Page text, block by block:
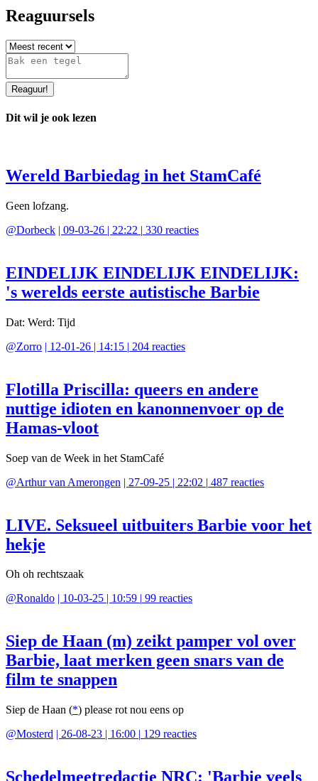
Reaguursels
Reaguur!
Dit wil je ook lezen
Wereld Barbiedag in het StamCafé
Geen lofzang.
@Dorbeck | 09-03-26 | 22:22 | 330 reacties
EINDELIJK EINDELIJK EINDELIJK:
's werelds eerste autistische Barbie
Dat: Werd: Tijd
@Zorro | 12-01-26 | 14:15 | 204 reacties
Flotilla Priscilla: queers en andere
nuttige idioten en kanonnenvoer op de
Hamas-vloot
Soep van de Week in het StamCafé
@Arthur van Amerongen | 27-09-25 | 22:02 | 487 reacties
LIVE. Seksueel uitbuiters Barbie voor het
hekje
Oh oh rechtszaak
@Ronaldo 10-03-25 | 10:59 99 reacties
Siep de Haan (m) zeikt pamper vol over
Barbie, laat merken geen snars van de
film te snappen
Siep de Haan (*) please rot nou eens op
@Mosterd | 26-08-23 | 16:00 | 129 reacties
Schedelmeetredactie NRC: 'Barbie veels